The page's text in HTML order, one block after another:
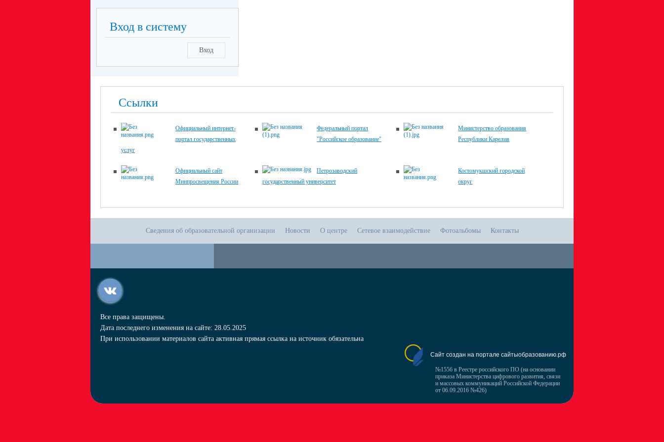
Вход в систему
Вход
Ссылки
Официальный интернет-
портал государственных
услуг
Федеральный портал
"Российское образование"
Министерство образования
Республики Карелия
Официальный сайт
Минпросвещения России
Петрозаводский
государственный университет
Костомукшский городской
округ
Сведения об образовательной организации Новости О центре Сетевое взаимодействие Фотоальбомы Контакты
Все права защищены.
Дата последнего изменения на сайте: 28.05.2025
При использовании материалов сайта активная прямая ссылка на источник обязательна
Сайт создан на портале сайтыобразованию.рф
№1556 в Реестре российского ПО (на основании
приказа Министерства цифрового развития, связи
и массовых коммуникаций Российской Федерации
от 06.09.2016 №426)